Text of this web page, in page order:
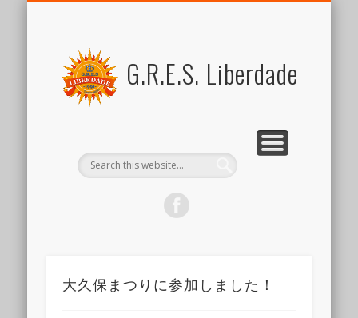
G.R.E.S. Liberdade
大久保まつりに参加しました！